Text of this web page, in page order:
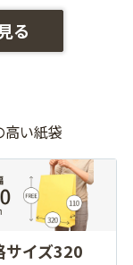
る
い紙袋
サイズ320